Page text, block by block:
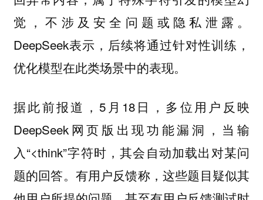
觉，不涉及安全问题或隐私泄露。
DeepSeek表示，后续将通过针对性训练，
优化模型在此类场景中的表现。
据此前报道，5月18日，多位用户反映
DeepSeek网页版出现功能漏洞，当输
入“<think”字符时，其会自动加载出对某问
题的回答。有用户反馈称，这些题目疑似其